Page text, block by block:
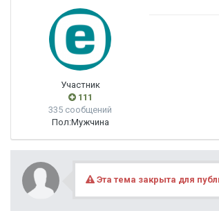
Участник
111
335 сообщений
Пол:Мужчина
Эта тема закрыта для